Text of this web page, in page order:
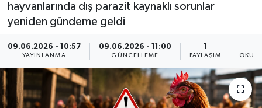
hayvanlarında dış parazit kaynaklı sorunlar
yeniden gündeme geldi
09.06.2026 - 10:57
YAYINLANMA
09.06.2026 - 11:00
GÜNCELLEME PAYLAŞIM